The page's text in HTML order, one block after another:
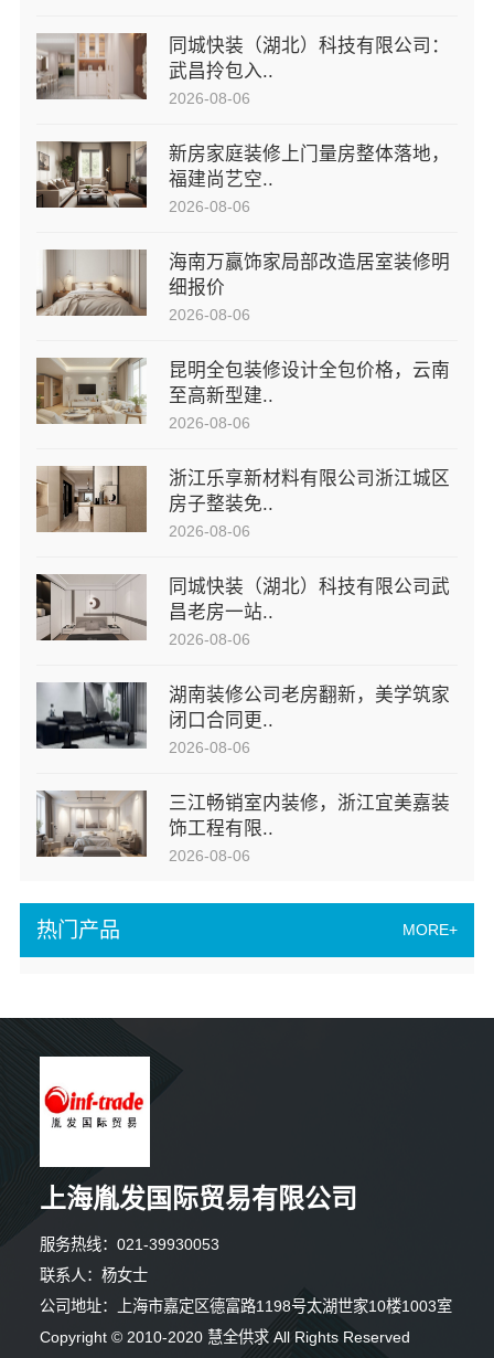
热门产品 MORE+
同城快装（湖北）科技有限公司：
武昌拎包入..
2026-08-06
新房家庭装修上门量房整体落地，
福建尚艺空..
2026-08-06
海南万赢饰家局部改造居室装修明
细报价
2026-08-06
昆明全包装修设计全包价格，云南
至高新型建..
2026-08-06
浙江乐享新材料有限公司浙江城区
房子整装免..
2026-08-06
同城快装（湖北）科技有限公司武
昌老房一站..
2026-08-06
湖南装修公司老房翻新，美学筑家
闭口合同更..
2026-08-06
三江畅销室内装修，浙江宜美嘉装
饰工程有限..
2026-08-06
上海胤发国际贸易有限公司
服务热线：021-39930053
联系人：杨女士
公司地址：上海市嘉定区德富路1198号太湖世家10楼1003室
Copyright © 2010-2020 慧全供求 All Rights Reserved